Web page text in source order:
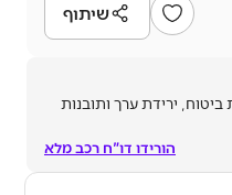
שיתוף
ירידת ערך ותובנות
הורידו דו"ח רכב מלא